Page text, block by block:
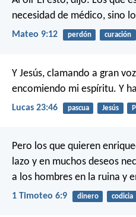
necesidad de médico, sino
Mateo 9:12 perdón curación
Y Jesús, clamando a gran
encomiendo mi espíritu. Y
Lucas 23:46 pascua Jesús
Pero los que quieren
lazo y en muchos deseos
a los hombres en la ruina y
1 Timoteo 6:9 dinero codicia